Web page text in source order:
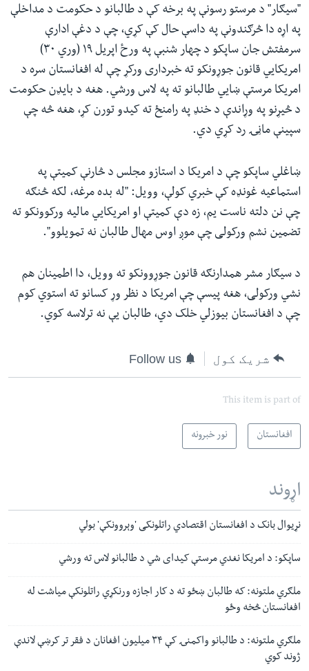
"سیګار" د مرستو رسونې په برخه کې د طالبانو د حکومت د مداخلې
په اړه دا څرګندونې په داسې حال کې کړي، چې د دغې ادارې
سرمفتش جان ساپکو د چهار شنبې په ورځ اپریل ۱۹ (وري ۳۰)
امریکایي قانون جوړونکو ته خبرداری ورکړ چې له افغانستان سره د
امریکا مرستې ښایي طالبانو ته په لاس ورشي. هغه د بایډن حکومت
د څیړنو په وړاندې د خنډ په رامنځ ته کیدو تورن کړ، هغه څه چې
سپینې ماڼۍ رد کړي دي.
ښاغلي ساپکو چې د امریکا د استازو مجلس د څارنې کمیتې په
استماعیه غونډه کې خبري کولې، وویل: "له بده مرغه، لکه څنګه
چې نن دلته ناست یم، زه دې کمیتې او امریکایي مالیه ورکوونکو ته
تضمین نشم ورکولی چې موږ اوس مهال طالبان نه تمویلوو."
د سیګار مشر همدارنګه قانون جوړوونکو ته وویل، دا اطمینان هم
نشي ورکولی، هغه پیسې چې امریکا د نظر وړ کسانو ته استوي کوم
چې د افغانستان بیوزلي خلک دي، طالبان یې نه ترلاسه کوي.
شریک کول Follow us
This item is part of
افغانستان نور خبرونه
اړوند
نړیوال بانک د افغانستان اقتصادي راتلونکی 'وېروونکې' بولي
ساپکو: د امریکا نغدي مرستې کیدای شي د طالبانو لاس ته ورشي
ملګري ملتونه: که طالبان ښځو ته د کار اجازه ورنکړي راتلونکې میاشت له
افغانستان څخه وځو
ملګري ملتونه: د طالبانو واکمنۍ کې ۳۴ میلیون افغانان د فقر تر کرښې لاندې
ژوند کوي